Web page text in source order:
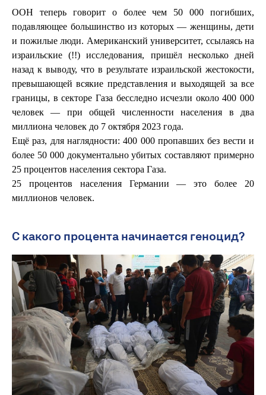
ООН теперь говорит о более чем 50 000 погибших,
подавляющее большинство из которых — женщины, дети
и пожилые люди. Американский университет, ссылаясь на
израильские (!!) исследования, пришёл несколько дней
назад к выводу, что в результате израильской жестокости,
превышающей всякие представления и выходящей за все
границы, в секторе Газа бесследно исчезли около 400 000
человек — при общей численности населения в два
миллиона человек до 7 октября 2023 года.
Ещё раз, для наглядности: 400 000 пропавших без вести и
более 50 000 документально убитых составляют примерно
25 процентов населения сектора Газа.
25 процентов населения Германии — это более 20
миллионов человек.
С какого процента начинается геноцид?